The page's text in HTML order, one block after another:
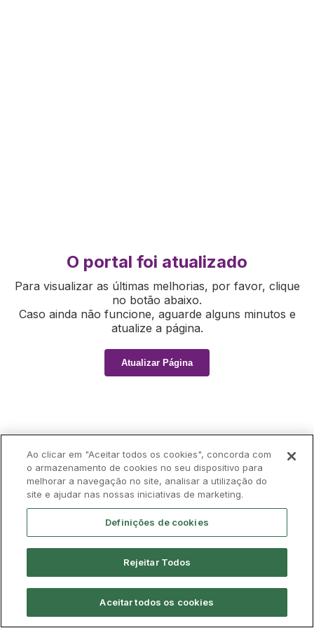
O portal foi atualizado
Para visualizar as últimas melhorias, por favor, clique
no botão abaixo.
Caso ainda não funcione, aguarde alguns minutos e
atualize a página.
Atualizar Página
Ao clicar em "Aceitar todos os cookies", concorda com
o armazenamento de cookies no seu dispositivo para
melhorar a navegação no site, analisar a utilização do
site e ajudar nas nossas iniciativas de marketing.
Definições de cookies
Rejeitar Todos
Aceitar todos os cookies